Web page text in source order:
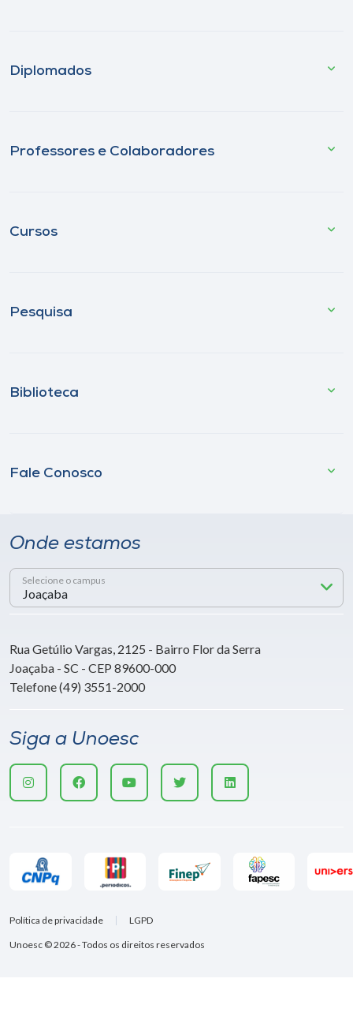
Diplomados
Professores e Colaboradores
Cursos
Pesquisa
Biblioteca
Fale Conosco
Onde estamos
Selecione o campus
Rua Getúlio Vargas, 2125 - Bairro Flor da Serra
Joaçaba - SC - CEP 89600-000
Telefone (49) 3551-2000
Siga a Unoesc
Unoesc © 2026 - Todos os direitos reservados
Política de privacidade LGPD